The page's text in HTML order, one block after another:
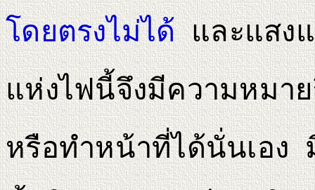
โดยตรงไม่ได้และแสงแ
แห่งไฟนี้จึงมีความหมา
หรือทําหน้าที่ได้นั่นเอง